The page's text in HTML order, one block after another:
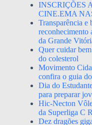
INSCRIÇÕES
CINE.EMA
Transparência e
reconhecimento
da Grande
Quer cuidar
do colesterol
Movimento
confira o guia
Dia do
para preparar
Hic-Necton
da Superliga C
Dez dragões